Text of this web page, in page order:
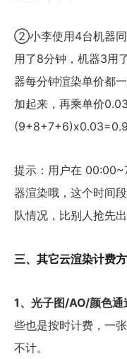
②小李使用4台机器同
用了8分钟，机器3用
器每分钟渲染单价都
加起来，再乘单价
(9+8+7+6)x0.03=0.9
提示：用户在
器渲染哦，这个时间
队情况，比别人抢先出
三、其它云渲染计费
1、光子图/AO/颜色通
些也是按时计费，一
不计。